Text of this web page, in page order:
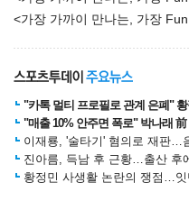
<가장 가까이 만나는, 가장
"카톡 멀티 프로필로 관계 은폐"
"매출 10% 안주면 폭로" 박나래
이재룡, '술타기' 혐의로 재판…
진아름, 득남 후 근황…출산 후
황정민 사생활 논란의 쟁점…잇